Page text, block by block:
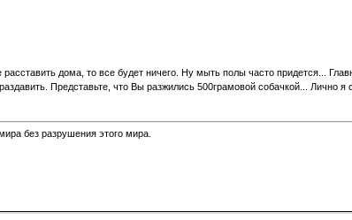
дома, то все будет ничего. Ну мыть полы часто придется...
Представьте, что Вы разжились 500грамовой собачкой... Лично
без разрушения этого мира.